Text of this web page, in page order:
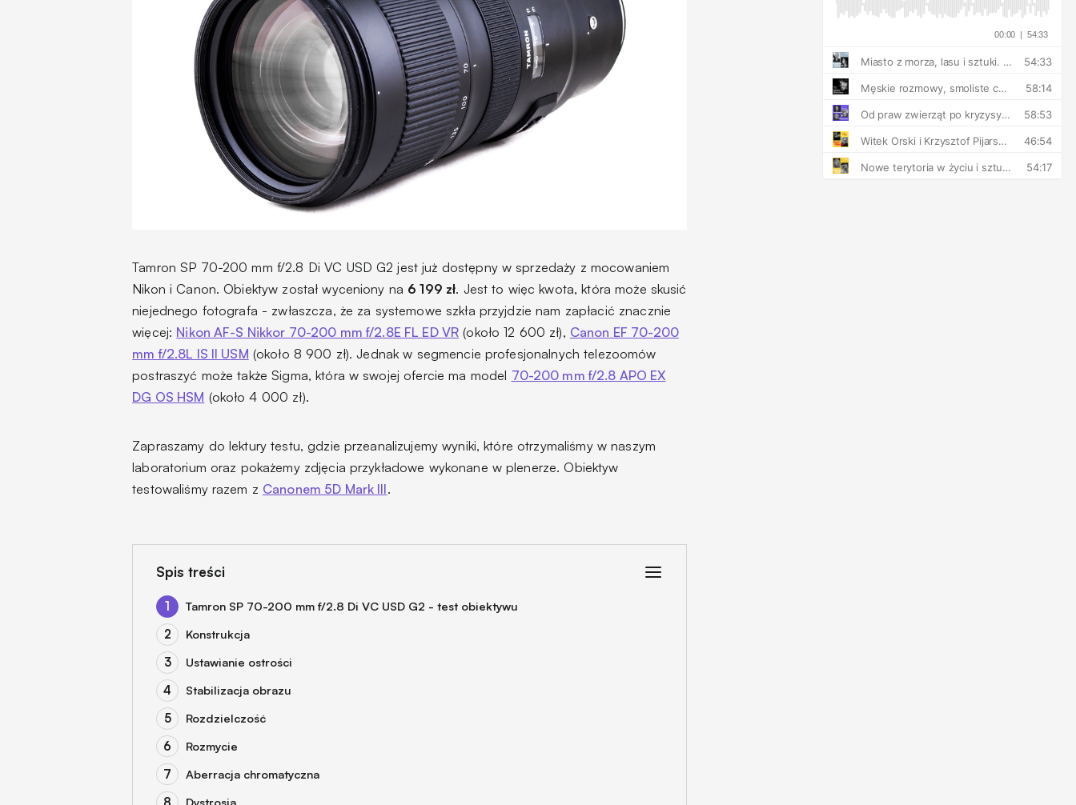
Tamron SP 70-200 mm f/2.8 Di VC USD G2 jest już dostępny w sprzedaży z mocowaniem
Nikon i Canon. Obiektyw został wyceniony na 6 199 zł. Jest to więc kwota, która może skusić
niejednego fotografa - zwłaszcza, że za systemowe szkła przyjdzie nam zapłacić znacznie
więcej: Nikon AF-S Nikkor 70-200 mm f/2.8E FL ED VR (około 12 600 zł), Canon EF 70-200
mm f/2.8L IS II USM (około 8 900 zł). Jednak w segmencie profesjonalnych telezoomów
postraszyć może także Sigma, która w swojej ofercie ma model 70-200 mm f/2.8 APO EX
DG OS HSM (około 4 000 zł).
Zapraszamy do lektury testu, gdzie przeanalizujemy wyniki, które otrzymaliśmy w naszym
laboratorium oraz pokażemy zdjęcia przykładowe wykonane w plenerze. Obiektyw
testowaliśmy razem z Canonem 5D Mark III.
Spis treści
Tamron SP 70-200 mm f/2.8 Di VC USD G2 - test obiektywu
Konstrukcja
Ustawianie ostrości
Stabilizacja obrazu
Rozdzielczość
Rozmycie
Aberracja chromatyczna
Dystrosja